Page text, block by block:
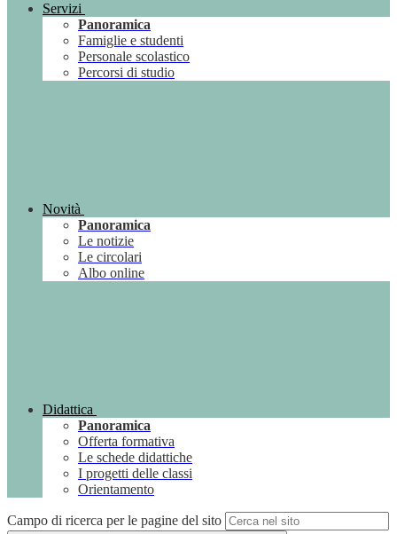
Servizi
Panoramica
Famiglie e studenti
Personale scolastico
Percorsi di studio
Novità
Panoramica
Le notizie
Le circolari
Albo online
Didattica
Panoramica
Offerta formativa
Le schede didattiche
I progetti delle classi
Orientamento
Campo di ricerca per le pagine del sito